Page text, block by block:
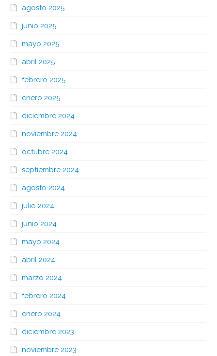
agosto 2025
junio 2025
mayo 2025
abril 2025
febrero 2025
enero 2025
diciembre 2024
noviembre 2024
octubre 2024
septiembre 2024
agosto 2024
julio 2024
junio 2024
mayo 2024
abril 2024
marzo 2024
febrero 2024
enero 2024
diciembre 2023
noviembre 2023